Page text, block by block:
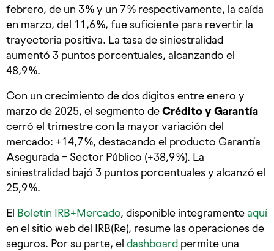
febrero, de un 3 % y un 7 % respectivamente, la caída
en marzo, del 11,6 %, fue suficiente para revertir la
trayectoria positiva. La tasa de siniestralidad
aumentó 3 puntos porcentuales, alcanzando el
48,9 %.
Con un crecimiento de dos dígitos entre enero y
marzo de 2025, el segmento deCrédito y Garantía
cerró el trimestre con la mayor variación del
mercado: +14,7 %, destacando el producto Garantía
Asegurada – Sector Público (+38,9 %). La
siniestralidad bajó 3 puntos porcentuales y alcanzó el
25,9 %.
El Boletín IRB+Mercado, disponible íntegramenteaquí
en el sitio web del IRB(Re), resume las operaciones de
seguros. Por su parte, el dashboard permite una